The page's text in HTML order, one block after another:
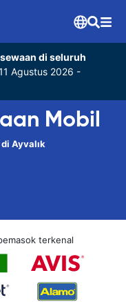
di seluruh
Agustus 2026 -
Mobil
Ayvalık
terkenal